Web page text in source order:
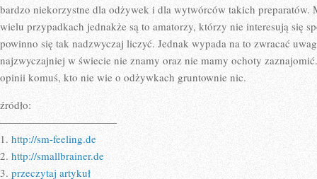
bardzo niekorzystne dla odżywek i dla wytwórców takich
wielu przypadkach jednakże są to amatorzy, którzy nie interesują się
powinno się tak nadzwyczaj liczyć. Jednak wypada na to zwracać
najzwyczajniej w świecie nie znamy oraz nie mamy ochoty
opinii komuś, kto nie wie o odżywkach gruntownie nic.
źródło:
———————————
1. http://sm-feeling.de
2. http://smallbrainer.de
3. przeczytaj artykuł